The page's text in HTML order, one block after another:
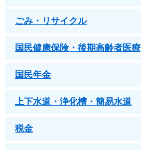
ごみ・リサイクル
国民健康保険・後期高齢者医療
国民年金
上下水道・浄化槽・簡易水道
税金